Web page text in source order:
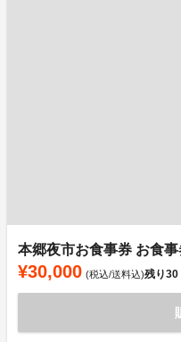
本郷夜市お食事券 お食
¥30,000 (税込/送料込)残り30